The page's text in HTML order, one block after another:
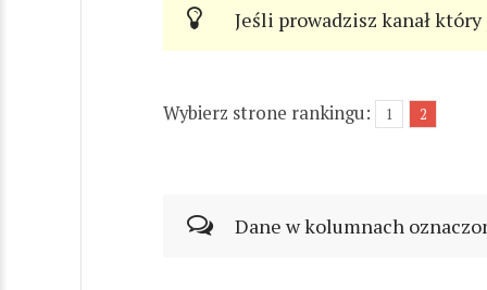
Jeśli prowadzisz kanał
Wybierz strone rankingu: 1 2
Dane w kolumnach